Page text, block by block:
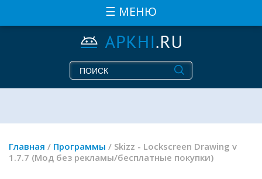
☰ МЕНЮ
Главная / Программы / Skizz - Lockscreen Drawing v
1.7.7 (Мод без рекламы/бесплатные покупки)